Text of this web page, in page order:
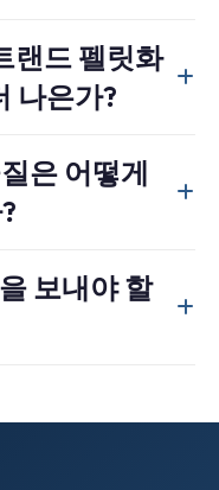
융 일관성과 더 깨끗
합니다.
랜드 펠릿화
나은가?
. 일반적으로 공급 원
방법을 추천해 드립니
은 어떻게
, 전처리 단계에서 세
수 있습니다.
보내야 할